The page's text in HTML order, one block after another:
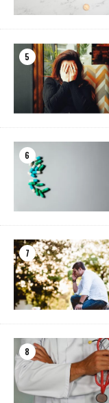
5
6
7
8